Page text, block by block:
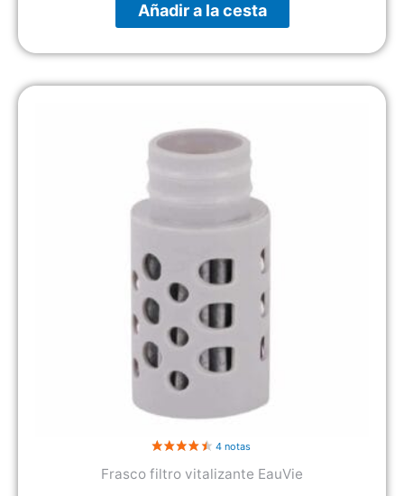
Añadir a la cesta
Frasco filtro vitalizante EauVie